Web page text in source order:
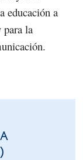
educación a
para la